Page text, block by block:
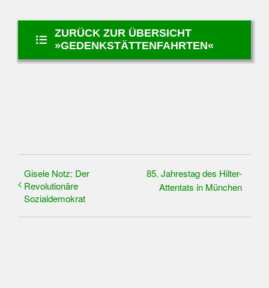
ZURÜCK ZUR ÜBERSICHT
»GEDENKSTÄTTENFAHRTEN«
Gisele Notz: Der
Revolutionäre
Sozialdemokrat
85. Jahrestag des Hilter-
Attentats in München